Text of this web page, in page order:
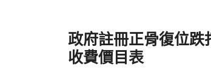
政府註冊正骨復位跌
收費價目表